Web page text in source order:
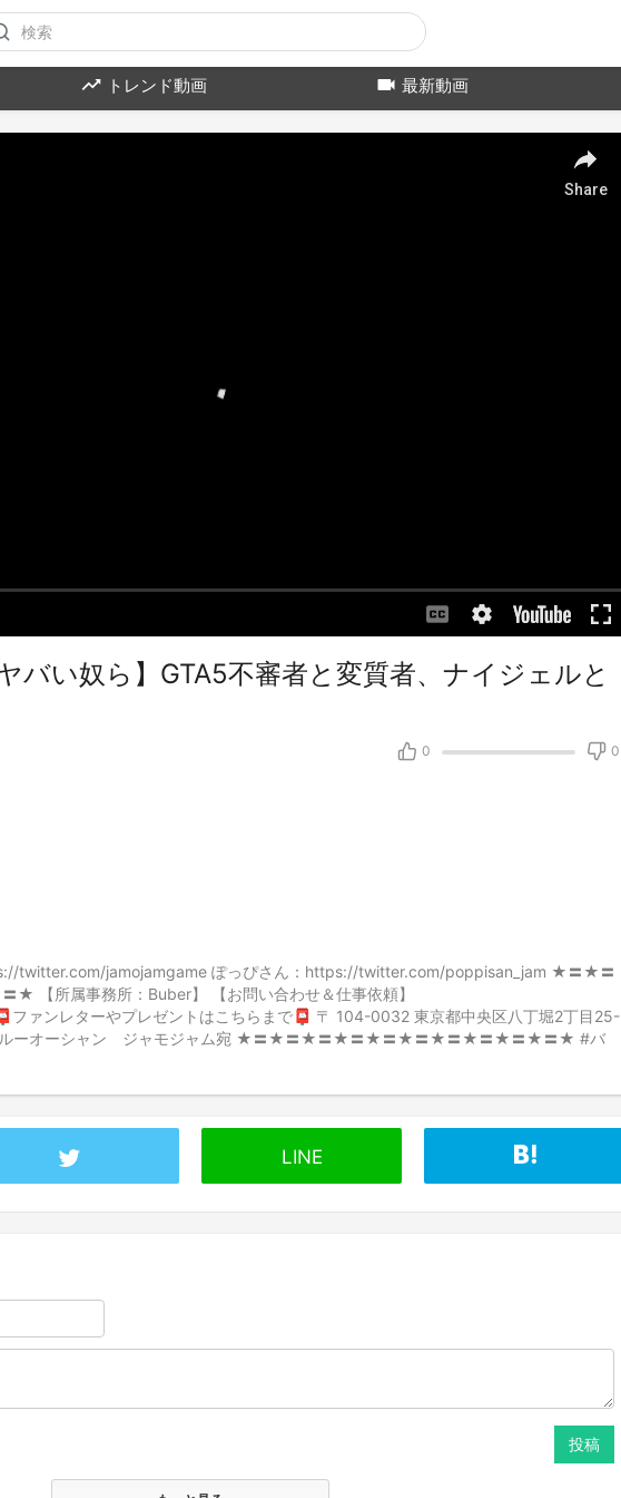
トレンド動画 最新動画
バい奴ら】GTA5不審者と変質者、ナイジェルと
0 0
twitter.com/jamojamgame ぽっぴさん：https://twitter.com/poppisan_jam ★〓★〓
属事務所：Buber】 【お問い合わせ＆仕事依頼】
ァンレターやプレゼントはこちらまで📮 〒 104-0032 東京都中央区八丁堀2丁目25-
ブルーオーシャン ジャモジャム宛 ★〓★〓★〓★〓★〓★〓★〓★〓★〓★〓★ #バ
LINE
投稿